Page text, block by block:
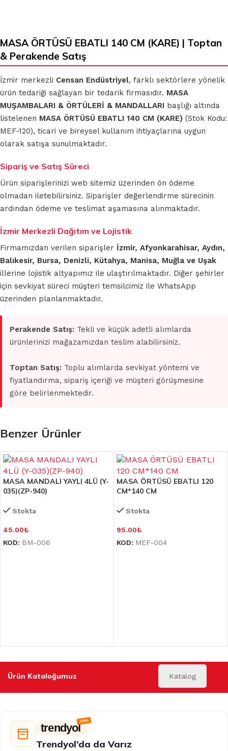
MASA ÖRTÜSÜ EBATLI 140 CM (KARE) | Toptan
& Perakende Satış
İzmir merkezli Censan Endüstriyel, farklı sektörlere yönelik
ürün tedariği sağlayan bir tedarik firmasıdır. MASA
MUŞAMBALARI & ÖRTÜLERİ & MANDALLARI başlığı altında
listelenen MASA ÖRTÜSÜ EBATLI 140 CM (KARE) (Stok Kodu:
MEF-120), ticari ve bireysel kullanım ihtiyaçlarına uygun
olarak satışa sunulmaktadır.
Sipariş ve Satış Süreci
Ürün siparişlerinizi web sitemiz üzerinden ön ödeme
olmadan iletebilirsiniz. Siparişler değerlendirme sürecinin
ardından ödeme ve teslimat aşamasına alınmaktadır.
İzmir Merkezli Dağıtım ve Lojistik
Firmamızdan verilen siparişler İzmir, Afyonkarahisar, Aydın,
Balıkesir, Bursa, Denizli, Kütahya, Manisa, Muğla ve Uşak
illerine lojistik altyapımız ile ulaştırılmaktadır. Diğer şehirler
için sevkiyat süreci müşteri temsilcimiz ile WhatsApp
üzerinden planlanmaktadır.
Perakende Satış: Tekli ve küçük adetli alımlarda
ürünlerinizi mağazamızdan teslim alabilirsiniz.
Toptan Satış: Toplu alımlarda sevkiyat yöntemi ve
fiyatlandırma, sipariş içeriği ve müşteri görüşmesine
göre belirlenmektedir.
Benzer Ürünler
MASA MANDALI YAYLI 4LÜ (Y-
035)(ZP-940)
Stokta
45.00₺
KOD: BM-006
MASA ÖRTÜSÜ EBATLI 120
CM*140 CM
Stokta
95.00₺
KOD: MEF-004
Ürün Kataloğumuz Katalog
trendyol
Trendyol’da da Varız